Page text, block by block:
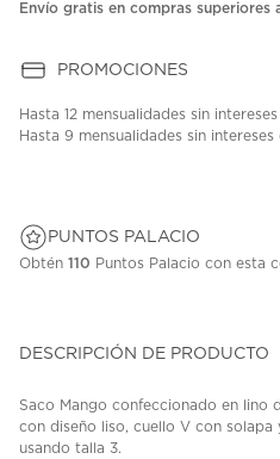
Envío gratis en compras superiores
PROMOCIONES
Hasta 12 mensualidades sin
Hasta 9 mensualidades sin intereses
PUNTOS PALACIO
Obtén 110 Puntos Palacio con esta
DESCRIPCIÓN DE PRODUCTO
Saco Mango confeccionado en
con diseño liso, cuello V con solapa
usando talla 3.